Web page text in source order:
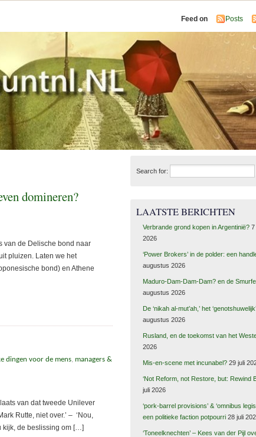
Feed on Posts
domineren?
van de Delische bond naar
pluizen. Laten we het
bond) en Athene
dingen voor de mens managers &
van dat tweede Unilever
Rutte, niet over.’ – ‘Nou,
kijk, de beslissing om […]
Search for:
LAATSTE BERICHTEN
Verbrande grond kopen in Argentinië? 7
2026
‘Power Brokers’ in de polder: een
augustus 2026
Maduro-Dam-Dam-Dam? en de
augustus 2026
De ‘nikah al-mut’ah,’ het ‘genotshuwelijk’
augustus 2026
Rusland, en de toekomst van het
2026
Mis-en-scene met incunabel? 29 juli
‘Not Reform, not Restore, but: Rewind
juli 2026
‘pork-barrel provisions’ & ‘omnibus
een politieke faction potpourri 28 juli
‘Toneelknechten’ – Kees van der Pijl